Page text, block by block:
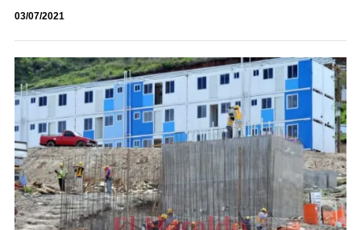
03/07/2021